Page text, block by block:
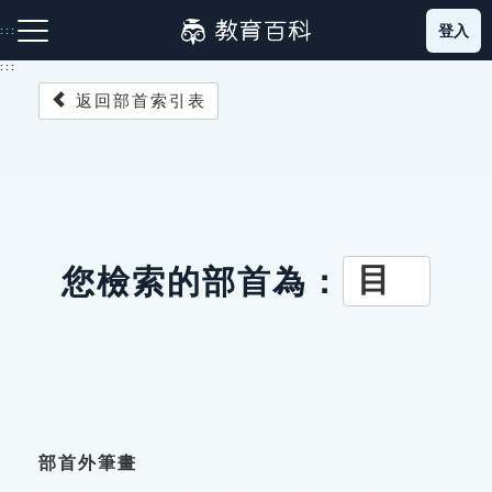
到
主
:::
成語故事
登入
:::
返回部首索引表
您檢索的部首為： 目
部首外筆畫